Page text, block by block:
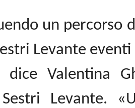
un percorso
Levante
dice Valentina
Levante.